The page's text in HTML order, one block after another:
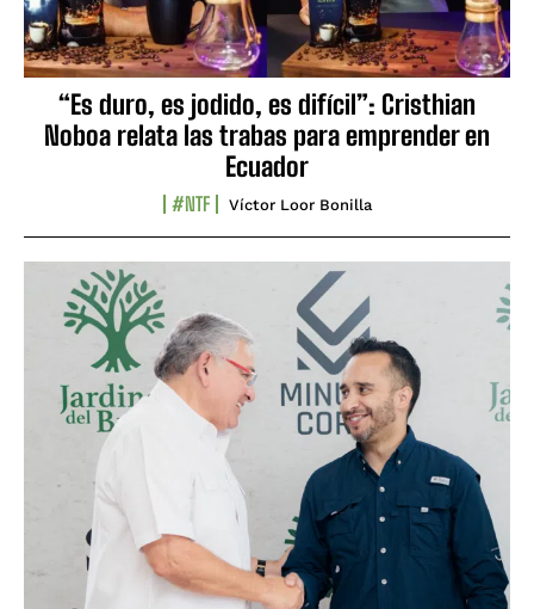
“Es duro, es jodido, es difícil”: Cristhian
Noboa relata las trabas para emprender en
Ecuador
#NTF Víctor Loor Bonilla